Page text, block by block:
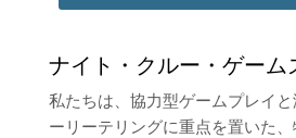
ナイト・クルー・ゲーム
私たちは、協力型ゲームプレイ
ーリーテリングに重点を置いた